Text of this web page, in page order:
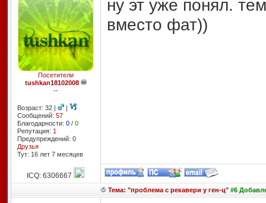
Посетители
tushkan18102008
--
Возраст: 32 |
|
Сообщений: 57
Благодарности: 0/ 0
Репутация: 1
Предупреждений: 0
Друзья
Тут: 16 лет 7 месяцев
ну эт уже понял.
вместо фат))
ICQ: 6306667
Тема: "проблема с рекавери у ген-ц"#6